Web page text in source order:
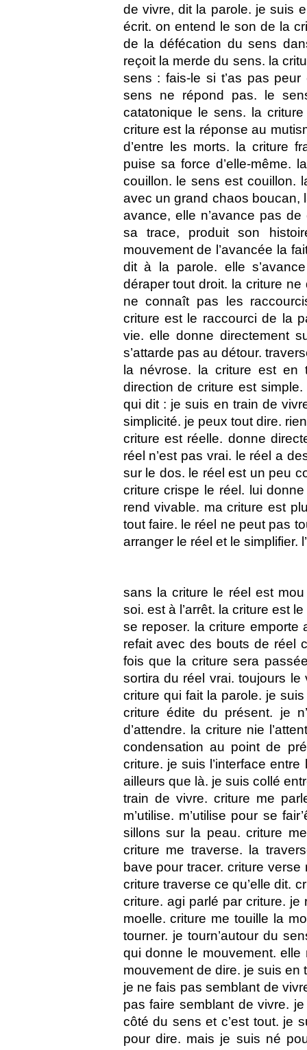
de vivre, dit la parole. je suis
écrit. on entend le son de la
de la défécation du sens
reçoit la merde du sens. la
sens : fais-le si t’as pas
sens ne répond pas. le
catatonique le sens. la
criture est la réponse au
d’entre les morts. la criture
puise sa force d’elle-même.
couillon. le sens est couillon.
avec un grand chaos boucan,
avance, elle n’avance pas
sa trace, produit son
mouvement de l’avancée la
dit à la parole. elle
déraper tout droit. la criture
ne connaît pas les
criture est le raccourci de la
vie. elle donne directement
s’attarde pas au détour.
la névrose. la criture est en
direction de criture est
qui dit : je suis en train de
simplicité. je peux tout dire.
criture est réelle. donne
réel n’est pas vrai. le réel a
sur le dos. le réel est un peu
criture crispe le réel. lui
rend vivable. ma criture est
tout faire. le réel ne peut pas
arranger le réel et le simplifier.
sans la criture le réel est
soi. est à l’arrêt. la criture est
se reposer. la criture
refait avec des bouts de réel
fois que la criture sera
sortira du réel vrai. toujours le
criture qui fait la parole. je
criture édite du présent. je
d’attendre. la criture nie
condensation au point de
criture. je suis l’interface
ailleurs que là. je suis collé
train de vivre. criture me
m’utilise. m’utilise pour se
sillons sur la peau. criture
criture me traverse. la
bave pour tracer. criture
criture traverse ce qu’elle dit.
criture. agi parlé par criture.
moelle. criture me touille la
tourner. je tourn’autour du
qui donne le mouvement.
mouvement de dire. je suis en
je ne fais pas semblant de
pas faire semblant de vivre.
côté du sens et c’est tout. je
pour dire. mais je suis né